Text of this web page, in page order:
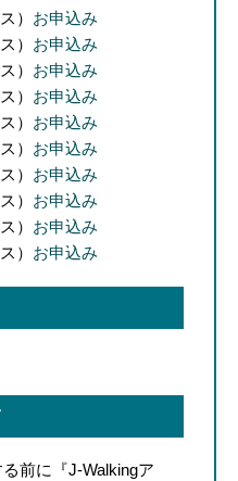
） お申込み
） お申込み
） お申込み
） お申込み
） お申込み
） お申込み
） お申込み
） お申込み
） お申込み
） お申込み
前に『J-Walkingア